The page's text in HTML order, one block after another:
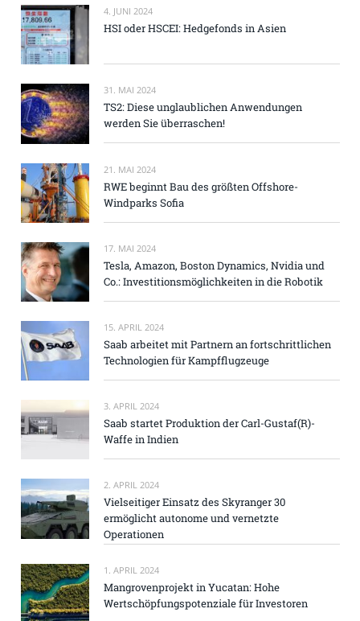
4. JUNI 2024
HSI oder HSCEI: Hedgefonds in Asien
31. MAI 2024
TS2: Diese unglaublichen Anwendungen
werden Sie überraschen!
21. MAI 2024
RWE beginnt Bau des größten Offshore-
Windparks Sofia
17. MAI 2024
Tesla, Amazon, Boston Dynamics, Nvidia und
Co.: Investitionsmöglichkeiten in die Robotik
15. APRIL 2024
Saab arbeitet mit Partnern an fortschrittlichen
Technologien für Kampfflugzeuge
3. APRIL 2024
Saab startet Produktion der Carl-Gustaf(R)-
Waffe in Indien
2. APRIL 2024
Vielseitiger Einsatz des Skyranger 30
ermöglicht autonome und vernetzte
Operationen
1. APRIL 2024
Mangrovenprojekt in Yucatan: Hohe
Wertschöpfungspotenziale für Investoren